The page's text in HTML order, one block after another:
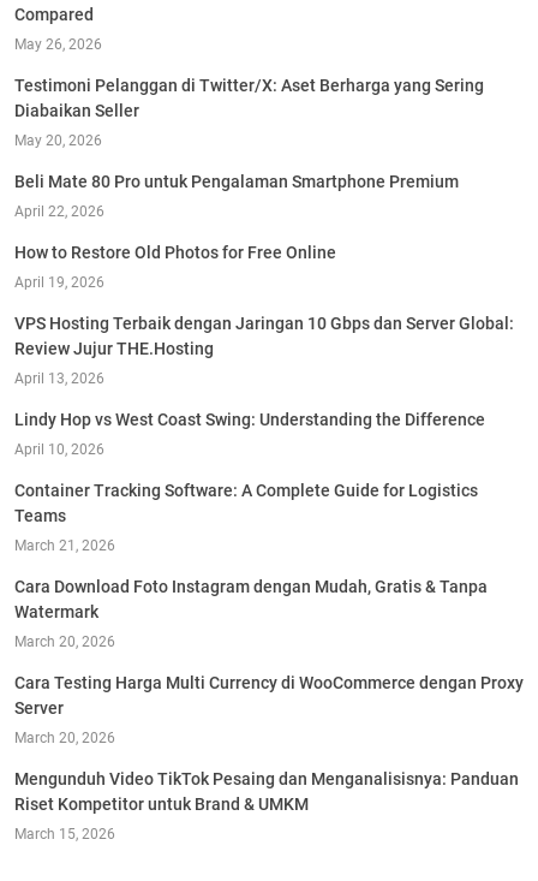
Compared
May 26, 2026
Testimoni Pelanggan di Twitter/X: Aset Berharga yang Sering
Diabaikan Seller
May 20, 2026
Beli Mate 80 Pro untuk Pengalaman Smartphone Premium
April 22, 2026
How to Restore Old Photos for Free Online
April 19, 2026
VPS Hosting Terbaik dengan Jaringan 10 Gbps dan Server Global:
Review Jujur THE.Hosting
April 13, 2026
Lindy Hop vs West Coast Swing: Understanding the Difference
April 10, 2026
Container Tracking Software: A Complete Guide for Logistics
Teams
March 21, 2026
Cara Download Foto Instagram dengan Mudah, Gratis & Tanpa
Watermark
March 20, 2026
Cara Testing Harga Multi Currency di WooCommerce dengan Proxy
Server
March 20, 2026
Mengunduh Video TikTok Pesaing dan Menganalisisnya: Panduan
Riset Kompetitor untuk Brand & UMKM
March 15, 2026